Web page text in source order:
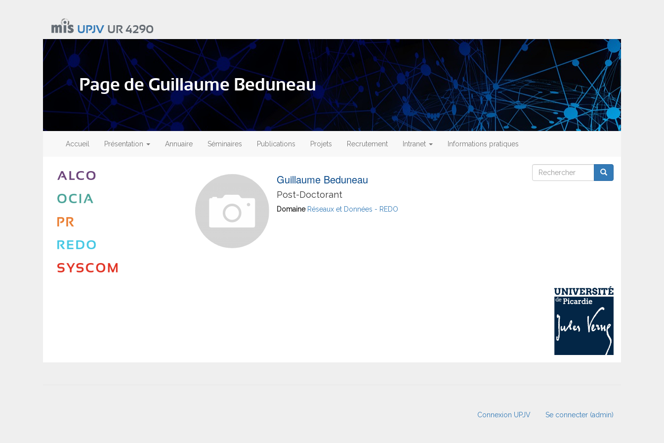
UPJVUR 4290
Page de Guillaume Beduneau
Main
navigation
Accueil Présentation Annuaire Séminaires Publications Projets Recrutement Intranet Informations pratiques
Guillaume Beduneau
Post-Doctorant
Domaine Réseaux et Données - REDO
Rechercher
Rechercher Rechercher
Connexion UPJV Se connecter (admin)